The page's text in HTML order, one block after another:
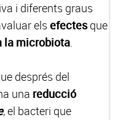
i diferents graus
els efectesque
la microbiota.
després del
una reducció
, el bacteri que